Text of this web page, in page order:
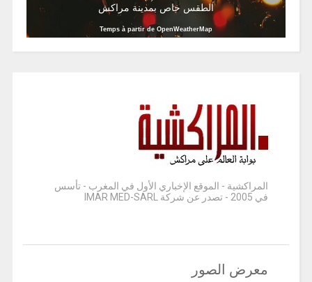
الطقس خاص بمدينة مراكش
Temps à partir de OpenWeatherMap
المراكشية - الموقع الإخباري الأول في المغرب - تأسس
في 2005 - تصدر عن شركة IMAR MED-SARL
معرض الصور